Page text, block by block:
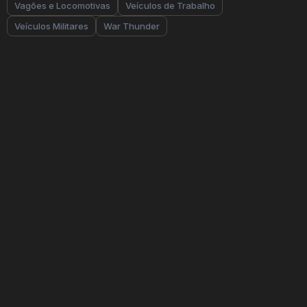
Vagões e Locomotivas
Veículos de Trabalho
Veículos Militares
War Thunder